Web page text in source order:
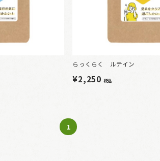
らっくらく ルテイン
¥2,250 税込
1